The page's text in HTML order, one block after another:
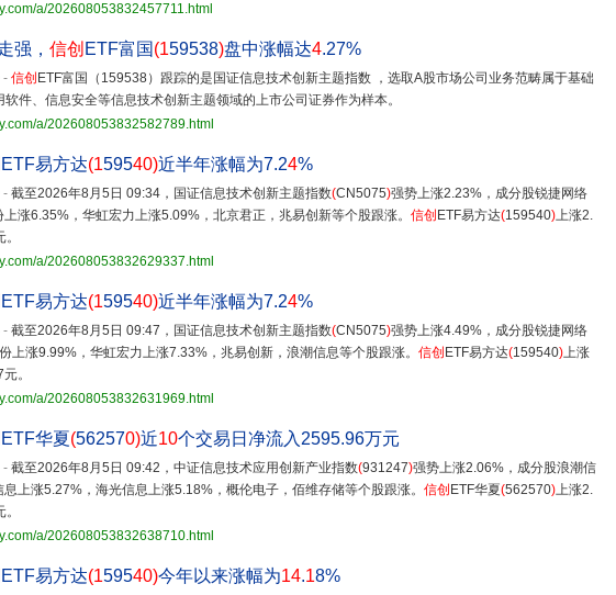
a/202608053832457711.html
强， 信创 ETF富国(159538)盘中涨幅达4.27%
- 信创 ETF富国（159538）跟踪的是国证信息技术创新主题指数 ，选取A股市场公司业务范畴属于基础
件、信息安全等信息技术创新主题领域的上市公司证券作为样本。
a/202608053832582789.html
ETF易方达(159540)近半年涨幅为7.24%
- 截至2026年8月5日 09:34，国证信息技术创新主题指数(CN5075)强势上涨2.23%，成分股锐捷网络
涨6.35%，华虹宏力上涨5.09%，北京君正，兆易创新等个股跟涨。 信创 ETF易方达(159540)上涨2.
a/202608053832629337.html
ETF易方达(159540)近半年涨幅为7.24%
- 截至2026年8月5日 09:47，国证信息技术创新主题指数(CN5075)强势上涨4.49%，成分股锐捷网络
上涨9.99%，华虹宏力上涨7.33%，兆易创新，浪潮信息等个股跟涨。 信创 ETF易方达(159540)上涨
。
a/202608053832631969.html
ETF华夏(562570)近10个交易日净流入2595.96万元
- 截至2026年8月5日 09:42，中证信息技术应用创新产业指数(931247)强势上涨2.06%，成分股浪潮信
上涨5.27%，海光信息上涨5.18%，概伦电子，佰维存储等个股跟涨。 信创 ETF华夏(562570)上涨2.
a/202608053832638710.html
ETF易方达(159540)今年以来涨幅为14.18%